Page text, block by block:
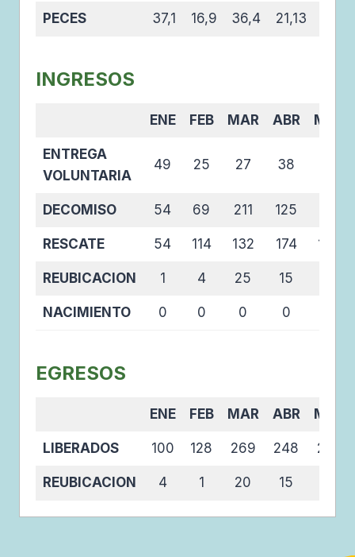
PECES 37,1 16,9 36,4 21,13
INGRESOS
ENE FEB MAR ABR MAY
ENTREGA
VOLUNTARIA
49 25 27 38
DECOMISO 54 69 211 125
RESCATE 54 114 132 174 143
REUBICACION 1 4 25 15
NACIMIENTO 0 0 0 0
EGRESOS
ENE FEB MAR ABR MAY
LIBERADOS 100 128 269 248 234
REUBICACION 4 1 20 15